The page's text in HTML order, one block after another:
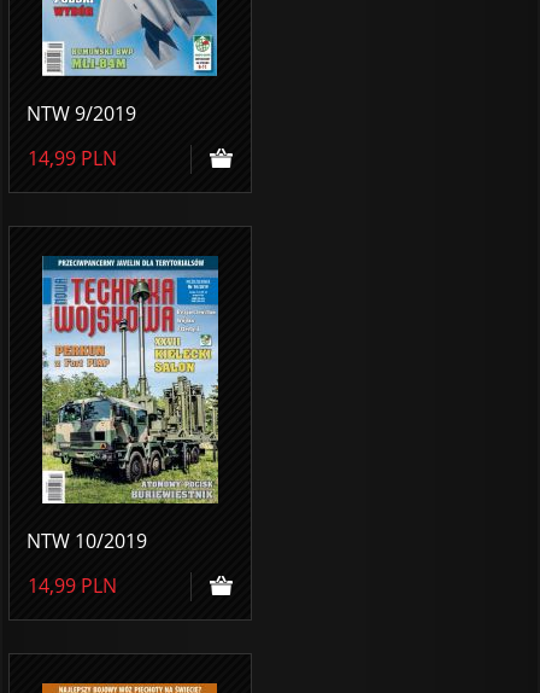
NTW 9/2019
14,99 PLN
NTW 10/2019
14,99 PLN